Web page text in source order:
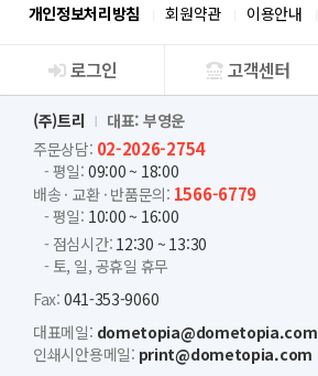
개인정보처리방침 회원약관 이용안내
회사소개
로그인 고객센터
(주)트리
대표: 부영운
주문상담: 02-2026-2754
- 평일: 09:00 ~ 18:00
배송 · 교환 · 반품문의: 1566-6779
- 평일: 10:00 ~ 16:00
- 점심시간: 12:30 ~ 13:30
- 토, 일, 공휴일 휴무
Fax: 041-353-9060
대표메일: dometopia@dometopia.com
인쇄시안용메일: print@dometopia.com